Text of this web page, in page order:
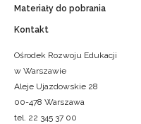
Materiały do pobrania
Kontakt
Ośrodek Rozwoju Edukacji
w Warszawie
Aleje Ujazdowskie 28
00-478 Warszawa
tel. 22 345 37 00